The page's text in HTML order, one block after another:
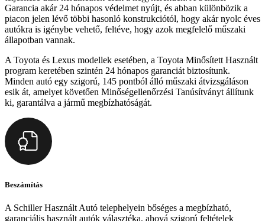
Garancia akár 24 hónapos védelmet nyújt, és abban különbözik a
piacon jelen lévő többi hasonló konstrukciótól, hogy akár nyolc éves
autókra is igénybe vehető, feltéve, hogy azok megfelelő műszaki
állapotban vannak.
A Toyota és Lexus modellek esetében, a Toyota Minősített Használt
program keretében szintén 24 hónapos garanciát biztosítunk.
Minden autó egy szigorú, 145 pontból álló műszaki átvizsgáláson
esik át, amelyet követően Minőségellenőrzési Tanúsítványt állítunk
ki, garantálva a jármű megbízhatóságát.
Beszámítás
A Schiller Használt Autó telephelyein bőséges a megbízható,
garanciális használt autók választéka, ahová szigorú feltételek